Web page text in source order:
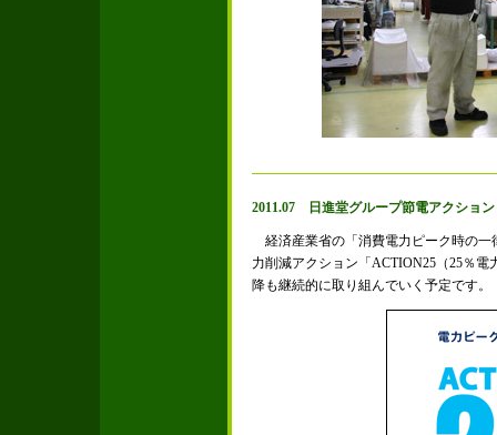
2011.07 日進堂グループ節電アクション
経済産業省の「消費電力ピーク時の一
力削減アクション「ACTION25（25％
降も継続的に取り組んでいく予定です。